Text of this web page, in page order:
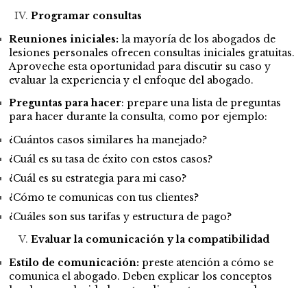
Programar consultas
Reuniones iniciales: la mayoría de los abogados de
lesiones personales ofrecen consultas iniciales gratuitas.
Aproveche esta oportunidad para discutir su caso y
evaluar la experiencia y el enfoque del abogado.
Preguntas para hacer: prepare una lista de preguntas
para hacer durante la consulta, como por ejemplo:
¿Cuántos casos similares ha manejado?
¿Cuál es su tasa de éxito con estos casos?
¿Cuál es su estrategia para mi caso?
¿Cómo te comunicas con tus clientes?
¿Cuáles son sus tarifas y estructura de pago?
Evaluar la comunicación y la compatibilidad
Estilo de comunicación: preste atención a cómo se
comunica el abogado. Deben explicar los conceptos